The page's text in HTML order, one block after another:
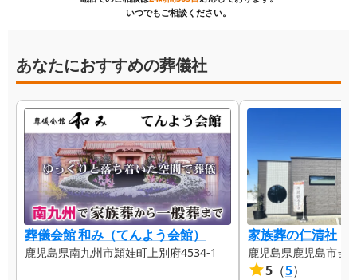
いつでもご相談ください。
あなたにおすすめの葬儀社
葬儀会館 和み（てんよう会館）
鹿児島県南九州市頴娃町上別府4534-1
家族葬の仁清社
鹿児島県鹿児島市吉
5 （5）